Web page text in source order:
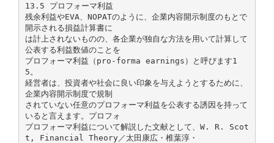
13.5 プロフォーマ利益
残余利益やEVA、NOPATのように、企業内容開示制度のもとで
開示される損益計算書に
は計上されないものの、各企業が独自な方法を用いて計算して
公表する利益数値のことを
プロフォーマ利益（pro-forma earnings）と呼びます1
5。
経営者は、投資者や社会に良い印象を与えようとするために、
企業内容開示制度で規制
されていない任意のプロフォーマ利益を公表する誘因を持って
いると言えます。プロフォ
プロフォーマ利益について解説した文献として、W. R. Scot
t, Financial Theory／太田康広・椎葉淳・